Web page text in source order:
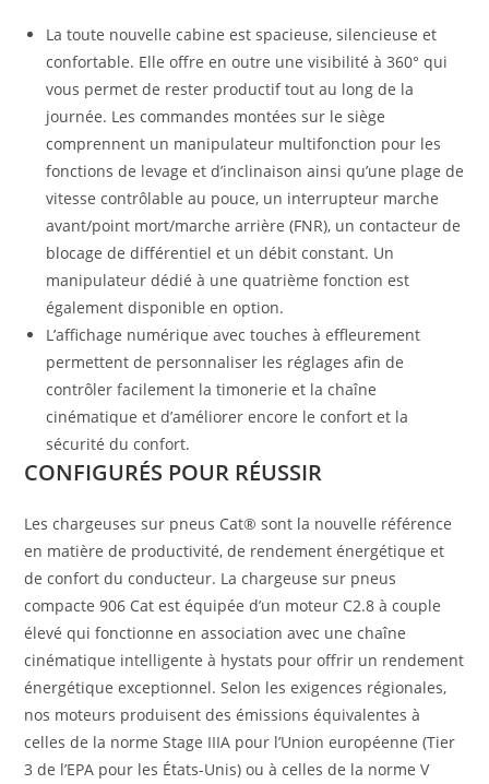
La toute nouvelle cabine est spacieuse, silencieuse et
confortable. Elle offre en outre une visibilité à 360° qui
vous permet de rester productif tout au long de la
journée. Les commandes montées sur le siège
comprennent un manipulateur multifonction pour les
fonctions de levage et d’inclinaison ainsi qu’une plage de
vitesse contrôlable au pouce, un interrupteur marche
avant/point mort/marche arrière (FNR), un contacteur de
blocage de différentiel et un débit constant. Un
manipulateur dédié à une quatrième fonction est
également disponible en option.
L’affichage numérique avec touches à effleurement
permettent de personnaliser les réglages afin de
contrôler facilement la timonerie et la chaîne
cinématique et d’améliorer encore le confort et la
sécurité du confort.
CONFIGURÉS POUR RÉUSSIR
Les chargeuses sur pneus Cat® sont la nouvelle référence
en matière de productivité, de rendement énergétique et
de confort du conducteur. La chargeuse sur pneus
compacte 906 Cat est équipée d’un moteur C2.8 à couple
élevé qui fonctionne en association avec une chaîne
cinématique intelligente à hystats pour offrir un rendement
énergétique exceptionnel. Selon les exigences régionales,
nos moteurs produisent des émissions équivalentes à
celles de la norme Stage IIIA pour l’Union européenne (Tier
3 de l’EPA pour les États-Unis) ou à celles de la norme V